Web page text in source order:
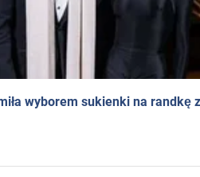
wyborem sukienki na randkę